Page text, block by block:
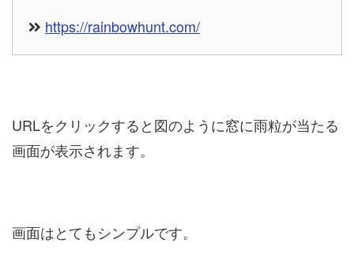
https://rainbowhunt.com/
URLをクリックすると図のように窓に雨粒が当たる
画面が表示されます。
画面はとてもシンプルです。